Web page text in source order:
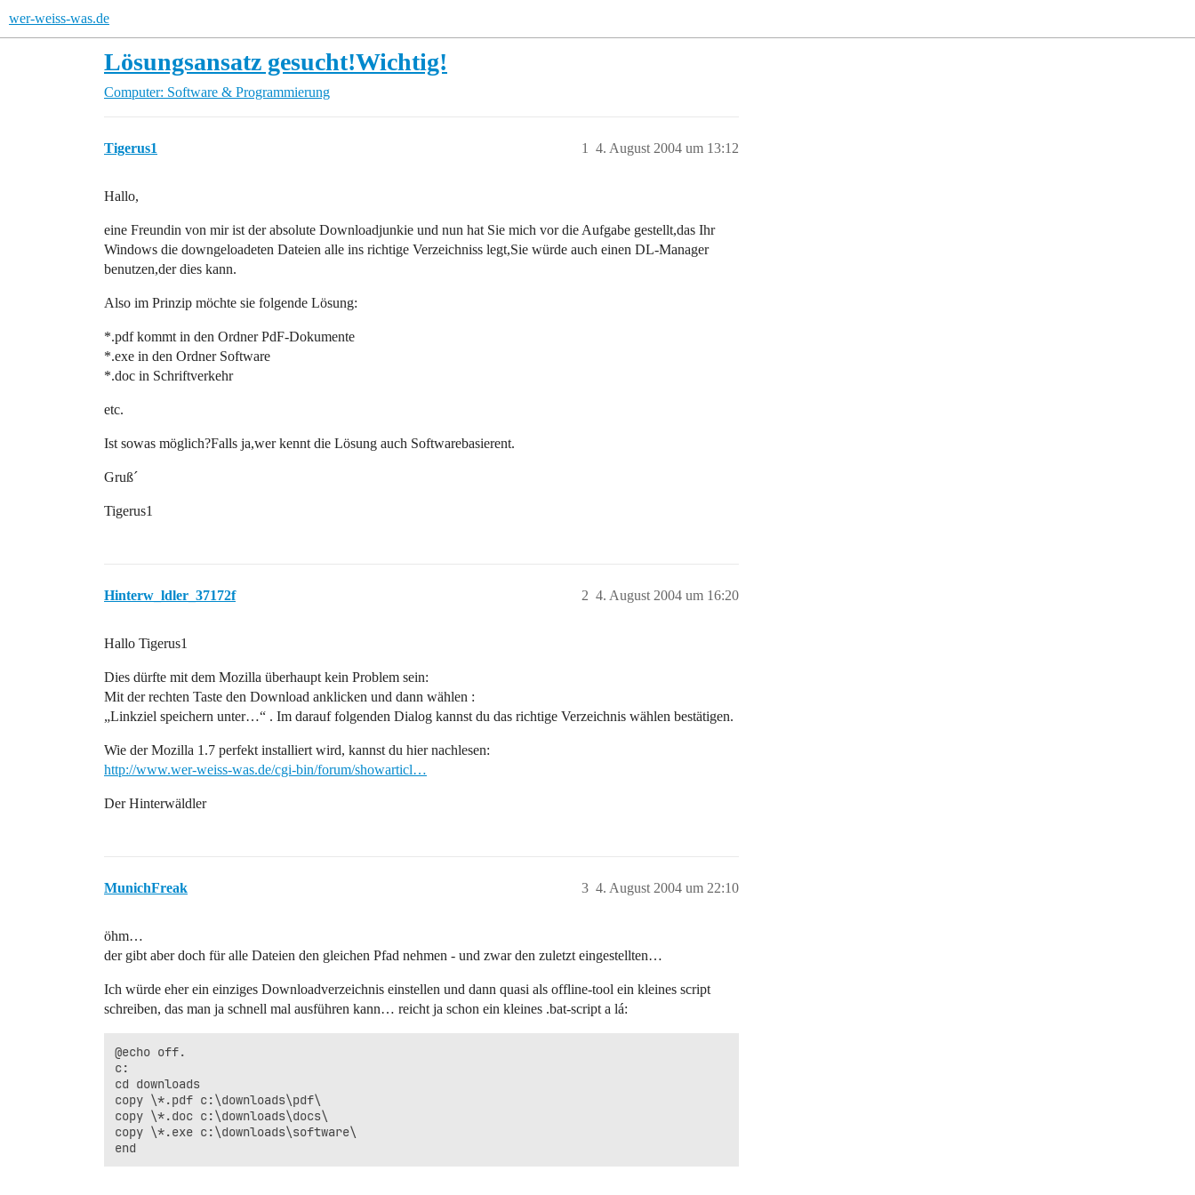
wer-weiss-was.de
Lösungsansatz gesucht!Wichtig!
Computer: Software & Programmierung
Tigerus1 4. August 2004 um 13:12
1
Hallo,
eine Freundin von mir ist der absolute Downloadjunkie und nun hat Sie mich vor die Aufgabe gestellt,das Ihr
Windows die downgeloadeten Dateien alle ins richtige Verzeichniss legt,Sie würde auch einen DL-Manager
benutzen,der dies kann.
Also im Prinzip möchte sie folgende Lösung:
*.pdf kommt in den Ordner PdF-Dokumente
*.exe in den Ordner Software
*.doc in Schriftverkehr
etc.
Ist sowas möglich?Falls ja,wer kennt die Lösung auch Softwarebasierent.
Gruß´
Tigerus1
Hinterw_ldler_37172f 4. August 2004 um 16:20
2
Hallo Tigerus1
Dies dürfte mit dem Mozilla überhaupt kein Problem sein:
Mit der rechten Taste den Download anklicken und dann wählen :
„Linkziel speichern unter…“ . Im darauf folgenden Dialog kannst du das richtige Verzeichnis wählen bestätigen.
Wie der Mozilla 1.7 perfekt installiert wird, kannst du hier nachlesen:
http://www.wer-weiss-was.de/cgi-bin/forum/showarticl…
Der Hinterwäldler
MunichFreak 4. August 2004 um 22:10
3
öhm…
der gibt aber doch für alle Dateien den gleichen Pfad nehmen - und zwar den zuletzt eingestellten…
Ich würde eher ein einziges Downloadverzeichnis einstellen und dann quasi als offline-tool ein kleines script
schreiben, das man ja schnell mal ausführen kann… reicht ja schon ein kleines .bat-script a lá:
@echo off.
c:
cd downloads
copy \*.pdf c:\downloads\pdf\
copy \*.doc c:\downloads\docs\
copy \*.exe c:\downloads\software\